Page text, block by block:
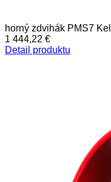
horný zdvihák PMS7
1 444,22 €
Detail produktu